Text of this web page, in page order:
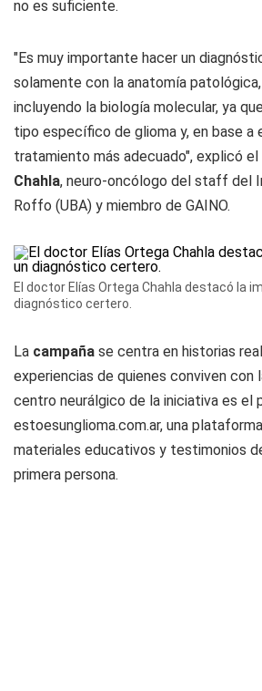
no es suficiente.
"Es muy importante hacer un
solamente con la anatomía
incluyendo la biología molecular, ya
tipo específico de glioma y, en base a
tratamiento más adecuado", explicó
Chahla, neuro-oncólogo del staff del
Roffo (UBA) y miembro de GAINO.
El doctor Elías Ortega Chahla destacó la
diagnóstico certero.
La campaña se centra en historias
experiencias de quienes conviven con
centro neurálgico de la iniciativa es el
estoesunglioma.com.ar, una
materiales educativos y testimonios
primera persona.